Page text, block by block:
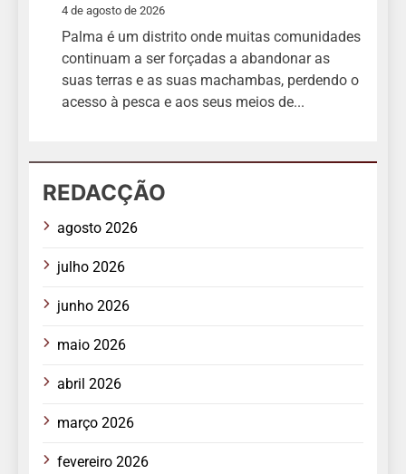
4 de agosto de 2026
Palma é um distrito onde muitas comunidades
continuam a ser forçadas a abandonar as
suas terras e as suas machambas, perdendo o
acesso à pesca e aos seus meios de...
REDACÇÃO
agosto 2026
julho 2026
junho 2026
maio 2026
abril 2026
março 2026
fevereiro 2026